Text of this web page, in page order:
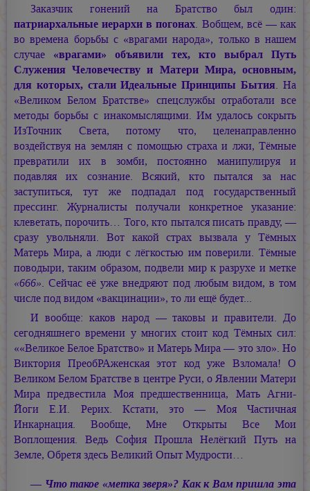
Заказчик гонений на Братство был один:
патриархальные иерархи в погонах. Вобщем, всё — как
во времена борьбы с «врагами народа», только в нашем
случае «врагами» объявили тех, кто выбрал Путь
Служения Человечеству и Матери Мира, основным,
для которых, стали Идеальные Принципы Бытия. На
«Великом Белом Братстве» спецслужбы отработали все
методы борьбы с инакомыслящими. Им удалось сокрыть
ИзТочник Света, потому что, целенаправленно
воздействуя на землян с помощью страха и лжи, Тёмные
превратили их в зомби, постоянно манипулируя и
подавляя их сознание. Всякий, кто пытался за нас
заступиться, тут же подпадал под государственный
прессинг. Журналисты получали конкретное указание:
клеветать, порочить… Того, кто пытался писать правду, —
сразу увольняли. Вот какой страх вызвала у Тёмных
Матерь Мира, а люди с лёгкостью им поверили. Тёмные
поводыри, таким образом, подвели мир к разрухе и метке
«666». Сейчас её уже внедряют под любым видом, в том
числе под видом «вакцинации», то ли ещё будет...
И вообще: каков народ — таковы и правители. До
сегодняшнего времени у многих стоит код Тёмных сил:
««Великое Белое Братство» и Матерь Мира — это зло». Но
Виктория ПреобРАженская этот код уже Взломала! О
Великом Белом Братстве в центре Руси, о Явлении Матери
Мира предвестила Моя предшественница, Мать Агни-
Йоги Е.И. Рерих. Кстати, это — Моя Частичная
Инкарнация. Вообще, Мне Открыты Все Мои
Воплощения. Ведь София Прошла Нелёгкий Путь на
Земле, Обретя здесь Великий Опыт Мудрости…
— Что такое «метка зверя»? Как к Вам пришла эта